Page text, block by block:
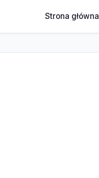
Strona główna